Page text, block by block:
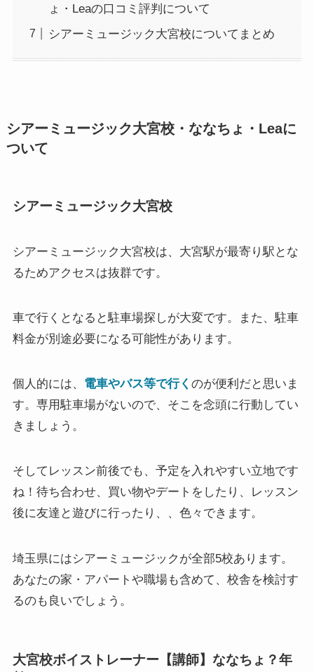
ょ・Leaの口コミ評判について
シアーミュージック大宮校についてまとめ
シアーミュージック大宮校・ななちょ・Leaに
ついて
シアーミュージック大宮校
シアーミュージック大宮校は、大宮駅が最寄り駅とな
るためアクセスは抜群です。
車で行くとなると駐車場探しが大変です。また、駐車
料金が別途必要になる可能性があります。
個人的には、 電車やバス等で行く のが便利だと思いま
す。専用駐車場がないので、そこを念頭に行動してい
きましょう。
そしてレッスン前後でも、予定を入れやすい立地です
ね！待ち合わせ、買い物やデートをしたり、レッスン
後に友達と遊びに行ったり、、色々できます。
埼玉県にはシアーミュージックが全部5校あります。
あなたの家・アパートや職場も含めて、校舎を検討す
るのも良いでしょう。
大宮校ボイストレーナー【講師】ななちょ？年